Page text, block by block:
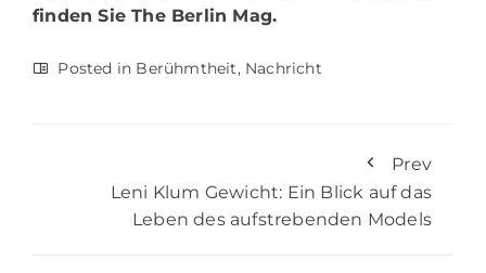
finden SieThe Berlin Mag.
Posted in Berühmtheit, Nachricht
Prev
Leni Klum Gewicht: Ein Blick auf das
Leben des aufstrebenden Models